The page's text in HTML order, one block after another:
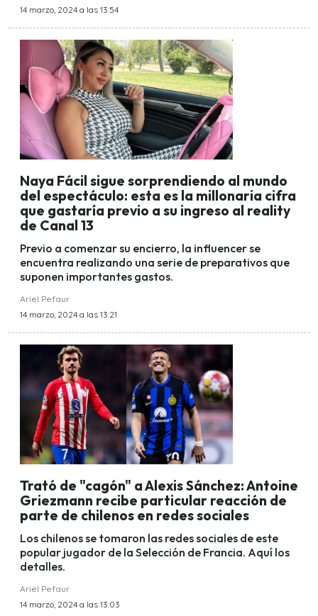
14 marzo, 2024 a las 13:54
Naya Fácil sigue sorprendiendo al mundo
del espectáculo: esta es la millonaria cifra
que gastaría previo a su ingreso al reality
de Canal 13
Previo a comenzar su encierro, la influencer se
encuentra realizando una serie de preparativos que
suponen importantes gastos.
Ariel Pefaur
14 marzo, 2024 a las 13:21
Trató de "cagón" a Alexis Sánchez: Antoine
Griezmann recibe particular reacción de
parte de chilenos en redes sociales
Los chilenos se tomaron las redes sociales de este
popular jugador de la Selección de Francia. Aquí los
detalles.
Ariel Pefaur
14 marzo, 2024 a las 13:03